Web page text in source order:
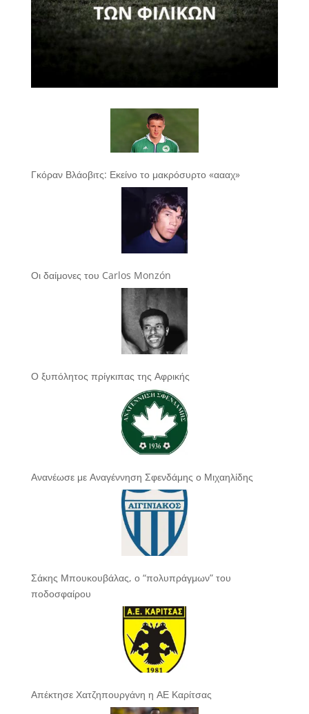
Γκόραν Βλάοβιτς: Εκείνο το μακρόσυρτο «αααχ»
Οι δαίμονες του Carlos Monzón
Ο ξυπόλητος πρίγκιπας της Αφρικής
Ανανέωσε με Αναγέννηση Σφενδάμης ο Μιχαηλίδης
Σάκης Μπουκουβάλας, ο “πολυπράγμων” του
ποδοσφαίρου
Απέκτησε Χατζηπουργάνη η ΑΕ Καρίτσας